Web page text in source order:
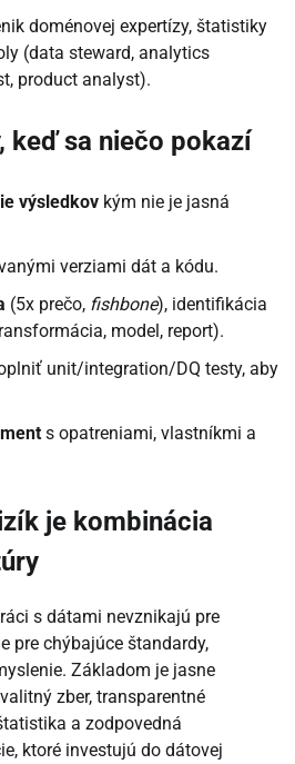
doménovej expertízy, štatistiky
(data steward, analytics
product analyst).
keď sa niečo pokazí
výsledkov kým nie je jasná
verziami dát a kódu.
(5x prečo, fishbone), identifikácia
model, report).
unit/integration/DQ testy, aby
s opatreniami, vlastníkmi a
je kombinácia
s dátami nevznikajú pre
pre chýbajúce štandardy,
Základom je jasne
zber, transparentné
a zodpovedná
ktoré investujú do dátovej